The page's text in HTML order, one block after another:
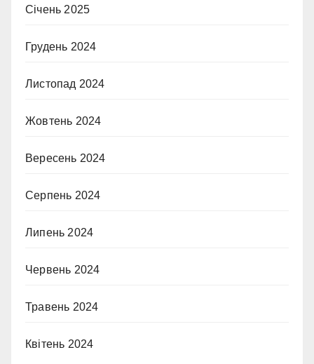
Січень 2025
Грудень 2024
Листопад 2024
Жовтень 2024
Вересень 2024
Серпень 2024
Липень 2024
Червень 2024
Травень 2024
Квітень 2024